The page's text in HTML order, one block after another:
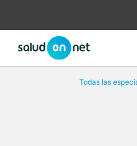
Todas las